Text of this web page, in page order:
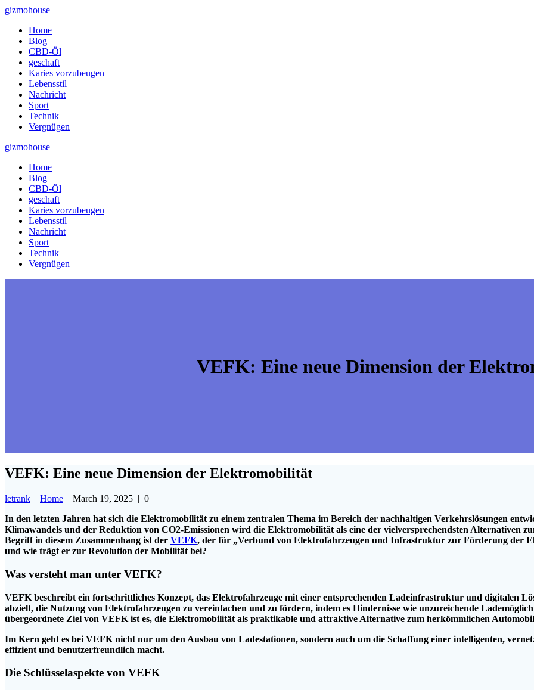
Skip
content
gizmohouse
Home
Blog
CBD-Öl
geschaft
Karies vorzubeugen
Lebensstil
Nachricht
Sport
Technik
Vergnügen
gizmohouse
Home
Blog
CBD-Öl
geschaft
Karies vorzubeugen
Lebensstil
Nachricht
Sport
Technik
Vergnügen
VEFK: Eine neue Dimension der
VEFK: Eine neue Dimension der Elektromobilität
letrank Home March 19, 2025 | 0
In den letzten Jahren hat sich die Elektromobilität zu einem zentralen Thema im Bereich der nachhaltigen Verkehrslösungen
Klimawandels und der Reduktion von CO2-Emissionen wird die Elektromobilität als eine der vielversprechendsten Alternativen
Begriff in diesem Zusammenhang ist der VEFK, der für „Verbund von Elektrofahrzeugen und Infrastruktur zur Förderung der
und wie trägt er zur Revolution der Mobilität bei?
Was versteht man unter VEFK?
VEFK beschreibt ein fortschrittliches Konzept, das Elektrofahrzeuge mit einer entsprechenden Ladeinfrastruktur und digitalen
abzielt, die Nutzung von Elektrofahrzeugen zu vereinfachen und zu fördern, indem es Hindernisse wie unzureichende
übergeordnete Ziel von VEFK ist es, die Elektromobilität als praktikable und attraktive Alternative zum herkömmlichen
Im Kern geht es bei VEFK nicht nur um den Ausbau von Ladestationen, sondern auch um die Schaffung einer intelligenten,
effizient und benutzerfreundlich macht.
Die Schlüsselaspekte von VEFK